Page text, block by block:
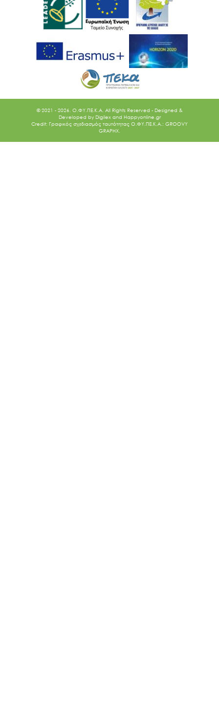
© 2021 - 2026. O.ΦΥ.ΠΕ.Κ.Α. All Rights Reserved - Designed &
Developed by Digilex and Happyonline.gr
Credit: Γραφικός σχεδιασμός ταυτότητας Ο.ΦΥ.ΠΕ.Κ.Α.: GROOVY
GRAPHX.